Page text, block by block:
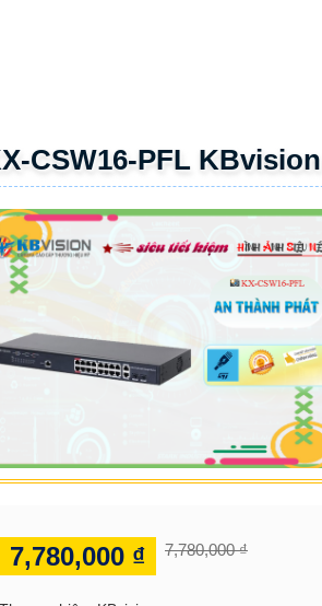
7,780,000 ₫
Thương hiệu:
11/25/2023 5:07:58 PM
Camera
Báo Giá Camera Dahua Mới Up Cập Nhật
CAMERA KẾT NỐI WIFI